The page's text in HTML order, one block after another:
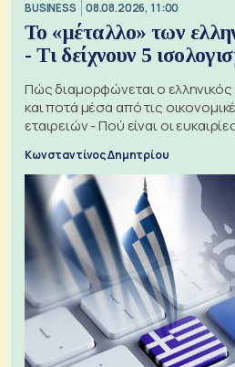
BUSINESS 08.08.2026, 11:00
Το «μέταλλο» των
- Τι δείχνουν 5
Πώς διαμορφώνεται ο
και ποτά μέσα από τις
εταιρειών - Πού είναι οι
Κωνσταντίνος Δημητρίου